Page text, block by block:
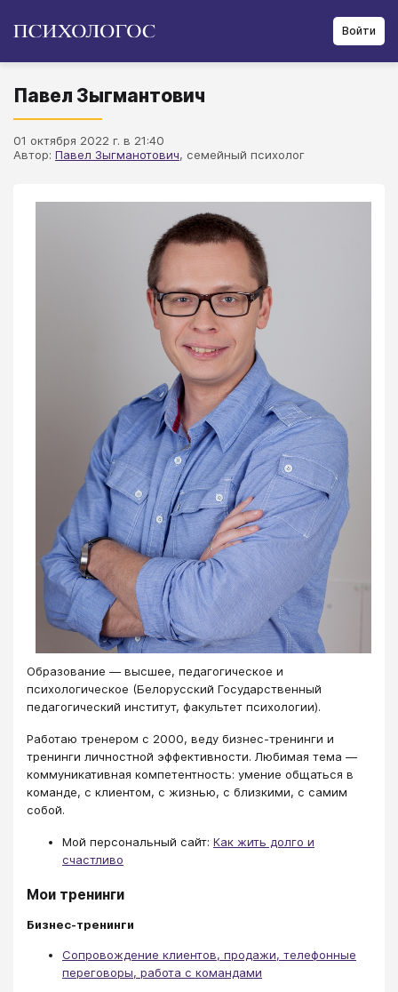
Войти
Павел Зыгмантович
01 октября 2022 г. в 21:40
Автор: Павел Зыгманотович, семейный психолог
​​​Образование — высшее, педагогическое и
психологическое (Белорусский Государственный
педагогический институт, факультет психологии).
Работаю тренером с 2000, веду бизнес-тренинги и
тренинги личностной эффективности. Любимая тема —
коммуникативная компетентность: умение общаться в
команде, с клиентом, с жизнью, с близкими, с самим
собой.
Мой персональный сайт: Как жить долго и
счастливо
Мои тренинги
Бизнес-тренинги
Сопровождение клиентов, продажи, телефонные
переговоры, работа с командами